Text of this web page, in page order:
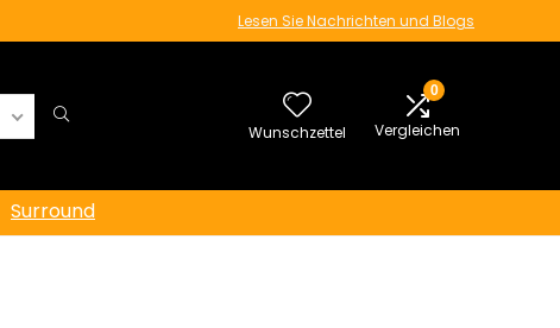
Lesen Sie Nachrichten und Blogs
Wunschzettel
0
Vergleichen
Surround